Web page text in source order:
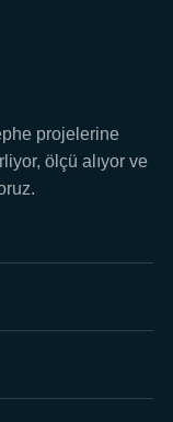
projelerine
ölçü alıyor ve